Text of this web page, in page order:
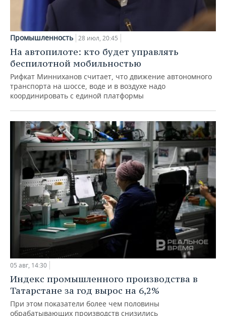
Промышленность 28 июл, 20:45
На автопилоте: кто будет управлять
беспилотной мобильностью
Рифкат Минниханов считает, что движение автономного
транспорта на шоссе, воде и в воздухе надо
координировать с единой платформы
05 авг, 14:30
Индекс промышленного производства в
Татарстане за год вырос на 6,2%
При этом показатели более чем половины
обрабатывающих производств снизились